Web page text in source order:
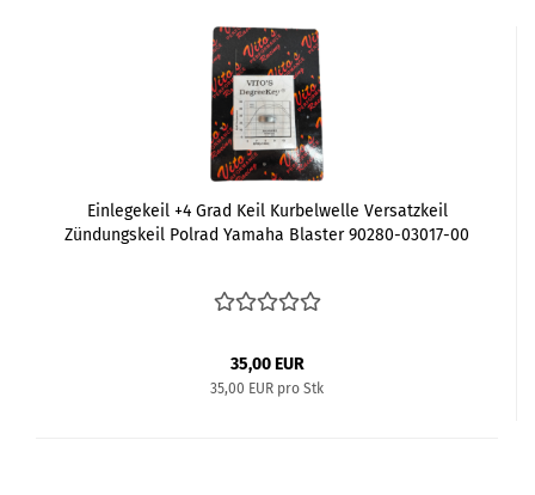
Einlegekeil +4 Grad Keil Kurbelwelle Versatzkeil
Zündungskeil Polrad Yamaha Blaster 90280-03017-00
35,00 EUR
35,00 EUR pro Stk